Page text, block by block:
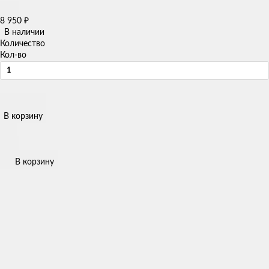
8 950 ₽
В наличии
Количество
Кол-во
В корзину
В корзину